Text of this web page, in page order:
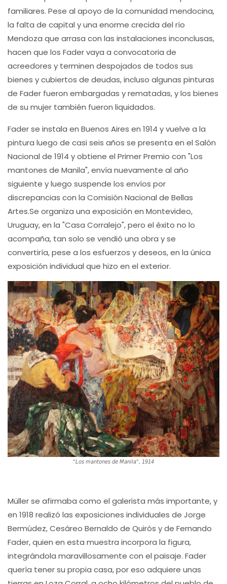
familiares. Pese al apoyo de la comunidad mendocina,
la falta de capital y una enorme crecida del río
Mendoza que arrasa con las instalaciones inconclusas,
hacen que los Fader vaya a convocatoria de
acreedores y terminen despojados de todos sus
bienes y cubiertos de deudas, incluso algunas pinturas
de Fader fueron embargadas y rematadas, y los bienes
de su mujer también fueron liquidados.
Fader se instala en Buenos Aires en 1914 y vuelve a la
pintura luego de casi seis años se presenta en el Salón
Nacional de 1914 y obtiene el Primer Premio con "Los
mantones de Manila", envía nuevamente al año
siguiente y luego suspende los envíos por
discrepancias con la Comisión Nacional de Bellas
Artes.Se organiza una exposición en Montevideo,
Uruguay, en la "Casa Corralejo", pero el éxito no lo
acompaña, tan solo se vendió una obra y se
convertiría, pese a los esfuerzos y deseos, en la única
exposición individual que hizo en el exterior.
"Los mantones de Manila", 1914
Müller se afirmaba como el galerista más importante, y
en 1918 realizó las exposiciones individuales de Jorge
Bermúdez, Cesáreo Bernaldo de Quirós y de Fernando
Fader, quien en esta muestra incorpora la figura,
integrándola maravillosamente con el paisaje. Fader
quería tener su propia casa, por eso adquiere unas